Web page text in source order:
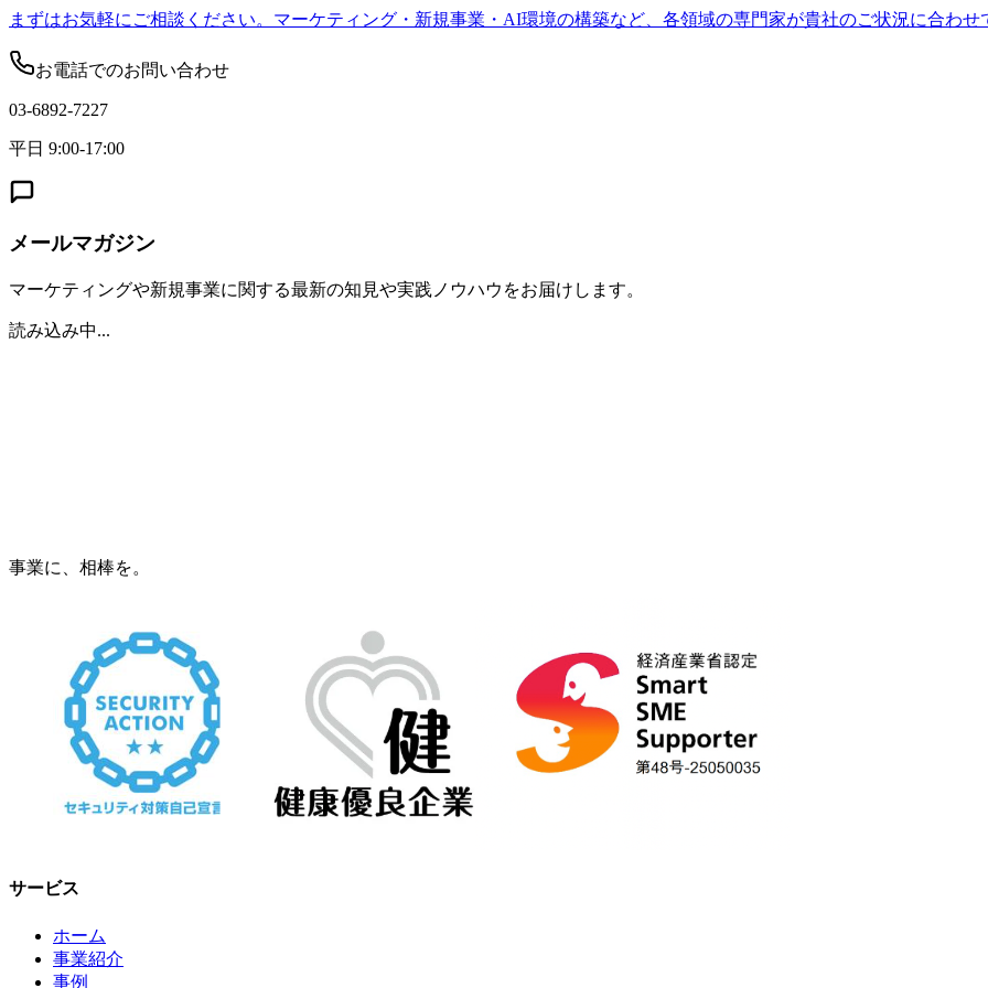
まずはお気軽にご相談ください。マーケティング・新規事業・AI環境の構築など、各領域の専門家が貴社のご状況に合わせ
お電話でのお問い合わせ
03-6892-7227
平日 9:00-17:00
メールマガジン
マーケティングや新規事業に関する最新の知見や実践ノウハウをお届けします。
読み込み中...
事業に、相棒を。
サービス
ホーム
事業紹介
事例